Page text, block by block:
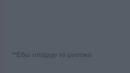
**Εδώ υπάρχει το μυστικό.